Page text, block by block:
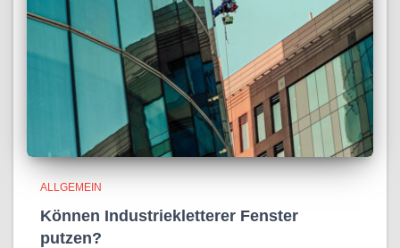
ALLGEMEIN
Können Industriekletterer Fenster
putzen?